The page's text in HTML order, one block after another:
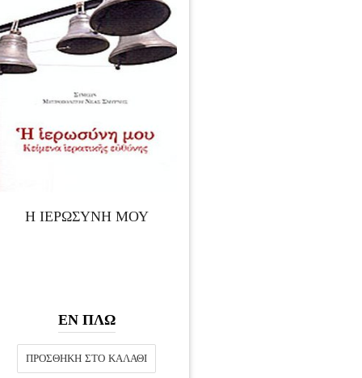
Η ΙΕΡΩΣΥΝΗ ΜΟΥ
ΕΝ ΠΛΩ
ΠΡΟΣΘΉΚΗ ΣΤΟ ΚΑΛΆΘΙ